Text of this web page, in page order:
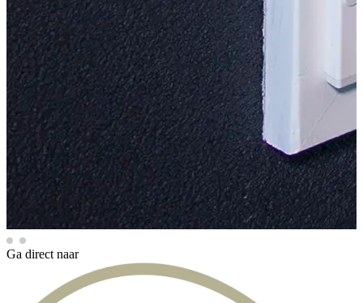
Ga direct naar